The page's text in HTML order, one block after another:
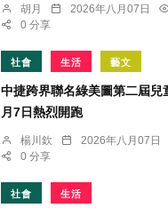
胡月 2026年八月07日
0 分享
社會 生活 藝文
中捷跨界聯名綠美圖第二屆兒
月7日熱烈開跑
楊川欽 2026年八月07日
0 分享
社會 生活